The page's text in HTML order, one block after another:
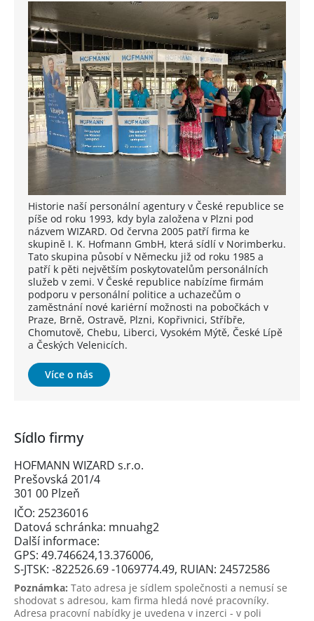
Historie naší personální agentury v České republice se
píše od roku 1993, kdy byla založena v Plzni pod
názvem WIZARD. Od června 2005 patří firma ke
skupině I. K. Hofmann GmbH, která sídlí v Norimberku.
Tato skupina působí v Německu již od roku 1985 a
patří k pěti největším poskytovatelům personálních
služeb v zemi. V České republice nabízíme firmám
podporu v personální politice a uchazečům o
zaměstnání nové kariérní možnosti na pobočkách v
Praze, Brně, Ostravě, Plzni, Kopřivnici, Stříbře,
Chomutově, Chebu, Liberci, Vysokém Mýtě, České Lípě
a Českých Velenicích.
Více o nás
Sídlo firmy
HOFMANN WIZARD s.r.o.
Prešovská 201/4
301 00 Plzeň
IČO: 25236016
Datová schránka: mnuahg2
Další informace:
GPS: 49.746624,13.376006,
S-JTSK: -822526.69 -1069774.49, RUIAN: 24572586
Poznámka: Tato adresa je sídlem společnosti a nemusí se
shodovat s adresou, kam firma hledá nové pracovníky.
Adresa pracovní nabídky je uvedena v inzerci - v poli